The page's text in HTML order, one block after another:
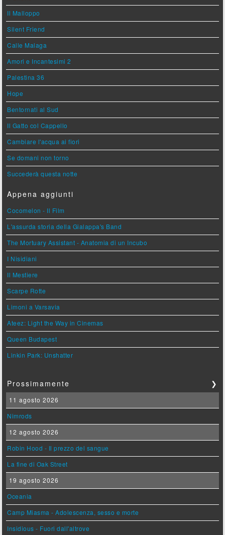
Il Malloppo
Silent Friend
Calle Malaga
Amori e Incantesimi 2
Palestina 36
Hope
Bentornati al Sud
Il Gatto col Cappello
Cambiare l'acqua ai fiori
Se domani non torno
Succederà questa notte
Appena aggiunti
Cocomelon - Il Film
L'assurda storia della Gialappa's Band
The Mortuary Assistant - Anatomia di un Incubo
I Nisidiani
Il Mestiere
Scarpe Rotte
Limoni a Varsavia
Ateez: Light the Way in Cinemas
Queen Budapest
Linkin Park: Unshatter
Prossimamente ❯
11 agosto 2026
Nimrods
12 agosto 2026
Robin Hood - Il prezzo del sangue
La fine di Oak Street
19 agosto 2026
Oceania
Camp Miasma - Adolescenza, sesso e morte
Insidious - Fuori dall'altrove